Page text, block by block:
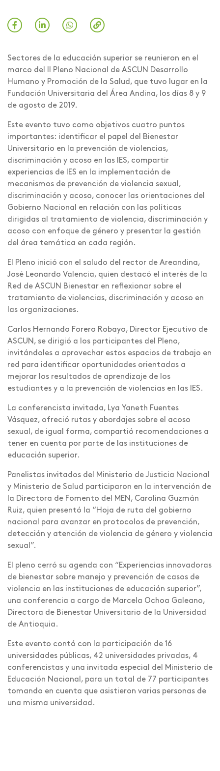
Sectores de la educación superior se reunieron en el
marco del II Pleno Nacional de ASCUN Desarrollo
Humano y Promoción de la Salud, que tuvo lugar en la
Fundación Universitaria del Área Andina, los días 8 y 9
de agosto de 2019.
Este evento tuvo como objetivos cuatro puntos
importantes: identificar el papel del Bienestar
Universitario en la prevención de violencias,
discriminación y acoso en las IES, compartir
experiencias de IES en la implementación de
mecanismos de prevención de violencia sexual,
discriminación y acoso, conocer las orientaciones del
Gobierno Nacional en relación con las políticas
dirigidas al tratamiento de violencia, discriminación y
acoso con enfoque de género y presentar la gestión
del área temática en cada región.
El Pleno inició con el saludo del rector de Areandina,
José Leonardo Valencia, quien destacó el interés de la
Red de ASCUN Bienestar en reflexionar sobre el
tratamiento de violencias, discriminación y acoso en
las organizaciones.
Carlos Hernando Forero Robayo, Director Ejecutivo de
ASCUN, se dirigió a los participantes del Pleno,
invitándoles a aprovechar estos espacios de trabajo en
red para identificar oportunidades orientadas a
mejorar los resultados de aprendizaje de los
estudiantes y a la prevención de violencias en las IES.
La conferencista invitada, Lya Yaneth Fuentes
Vásquez, ofreció rutas y abordajes sobre el acoso
sexual, de igual forma, compartió recomendaciones a
tener en cuenta por parte de las instituciones de
educación superior.
Panelistas invitados del Ministerio de Justicia Nacional
y Ministerio de Salud participaron en la intervención de
la Directora de Fomento del MEN, Carolina Guzmán
Ruiz, quien presentó la “Hoja de ruta del gobierno
nacional para avanzar en protocolos de prevención,
detección y atención de violencia de género y violencia
sexual”.
El pleno cerró su agenda con “Experiencias innovadoras
de bienestar sobre manejo y prevención de casos de
violencia en las instituciones de educación superior”,
una conferencia a cargo de Marcela Ochoa Galeano,
Directora de Bienestar Universitario de la Universidad
de Antioquia.
Este evento contó con la participación de 16
universidades públicas, 42 universidades privadas, 4
conferencistas y una invitada especial del Ministerio de
Educación Nacional, para un total de 77 participantes
tomando en cuenta que asistieron varias personas de
una misma universidad.